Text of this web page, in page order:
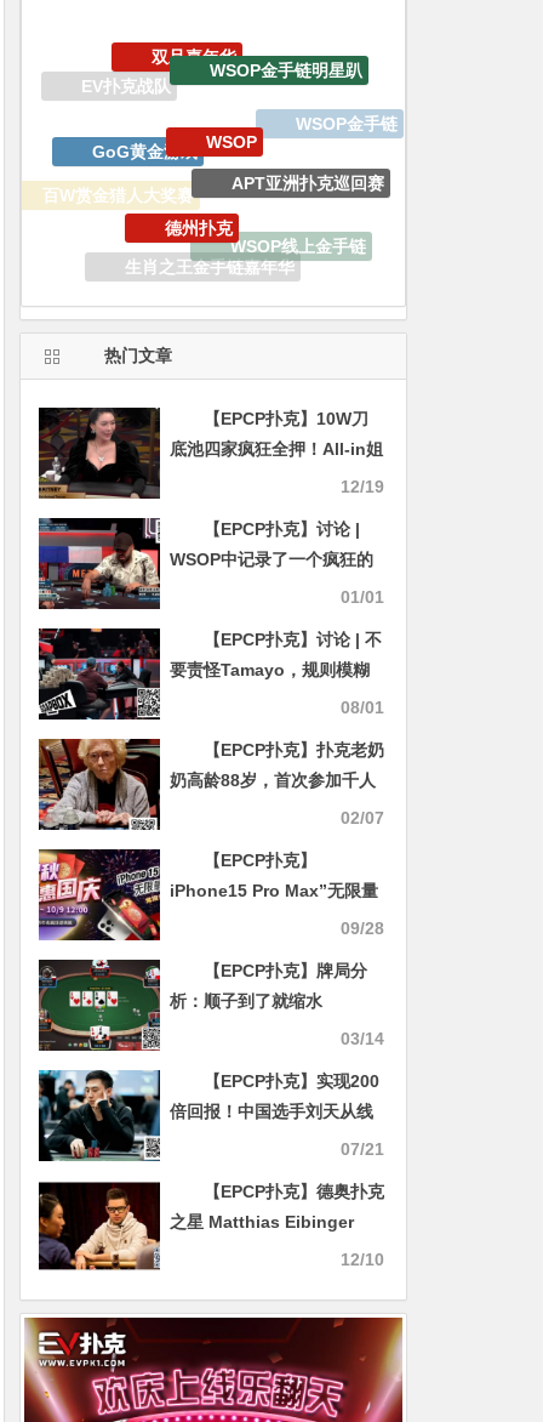
WSOP金手链明星趴
WSOP金手链
WSOP天堂岛
百W赏金猎人大奖赛
GoG黄金游戏
WSOP
APT亚洲扑克巡回赛
WSOP线上金手链
生肖之王金手链嘉年华
德州扑克
热门文章
【EPCP扑克】10W刀
底池四家疯狂全押！All-in姐
财“大”气粗让Sashimi 脸好
12/19
【EPCP扑克】讨论 |
WSOP中记录了一个疯狂的
01/01
【EPCP扑克】讨论 | 不
要责怪Tamayo，规则模糊
08/01
【EPCP扑克】扑克老奶
奶高龄88岁，首次参加千人
MTT竟一路打到第14名！02/07
【EPCP扑克】
iPhone15 Pro Max”无限量
赠送”！最实用v.s最荣耀～
09/28
【EPCP扑克】牌局分
析：顺子到了就缩水
03/14
【EPCP扑克】实现200
倍回报！中国选手刘天从线
上卫星赛，打进WSOP主赛
07/21
【EPCP扑克】德奥扑克
之星 Matthias Eibinger
12/10